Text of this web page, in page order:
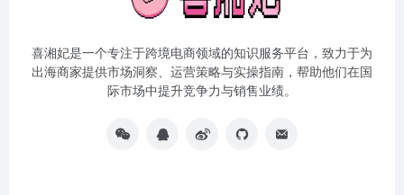
喜湘妃是一个专注于跨境电商领域的知识服务平台，致力于为
出海商家提供市场洞察、运营策略与实操指南，帮助他们在国
际市场中提升竞争力与销售业绩。